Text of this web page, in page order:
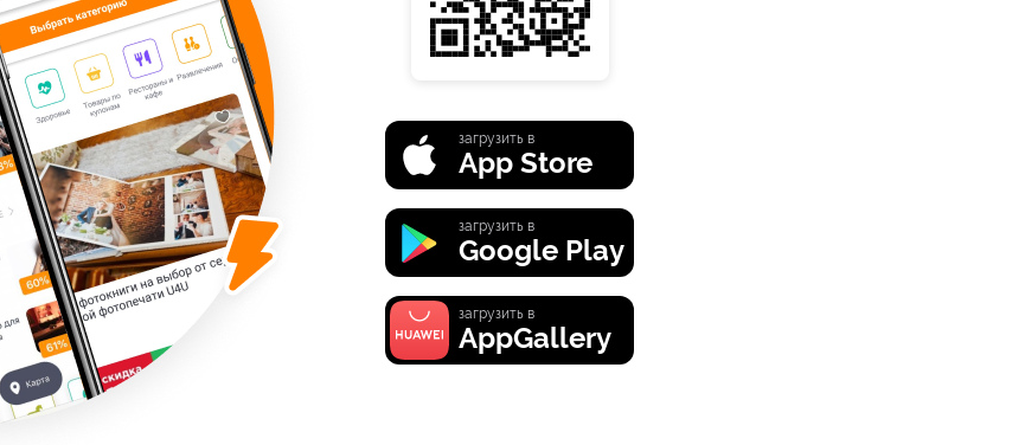
загрузить в
App Store
загрузить в
Google Play
загрузить в
AppGallery